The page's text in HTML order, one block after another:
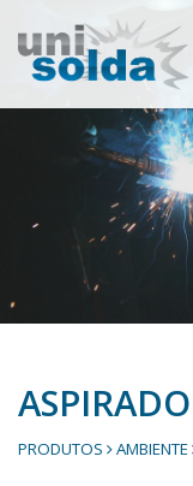
PRODUTOS AMBIENTE